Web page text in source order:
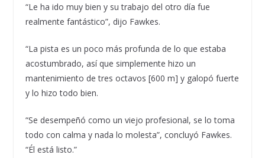
“Le ha ido muy bien y su trabajo del otro día fue
realmente fantástico”, dijo Fawkes.
“La pista es un poco más profunda de lo que estaba
acostumbrado, así que simplemente hizo un
mantenimiento de tres octavos [600 m] y galopó fuerte
y lo hizo todo bien.
“Se desempeñó como un viejo profesional, se lo toma
todo con calma y nada lo molesta”, concluyó Fawkes.
“Él está listo.”